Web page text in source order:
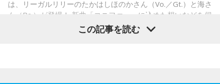
か？」とか聞かれる前に全部先に言ってきそうな男ランキン
は、リーガルリリーのたかはしほのかさん（Vo.／Gt.）と海さ
ん（Ba.）が登場！ 新曲「コニファー」に込めた想いなどを伺
この記事を読む